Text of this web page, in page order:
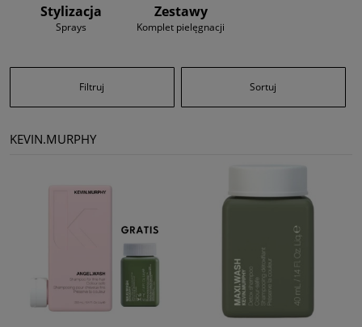
Stylizacja
Sprays
Zestawy
Komplet pielęgnacji
Filtruj Sortuj
KEVIN.MURPHY